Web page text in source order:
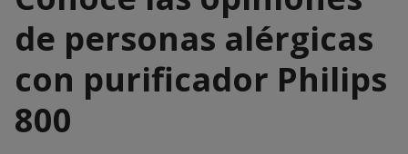
de personas alérgicas
con purificador Philips
800